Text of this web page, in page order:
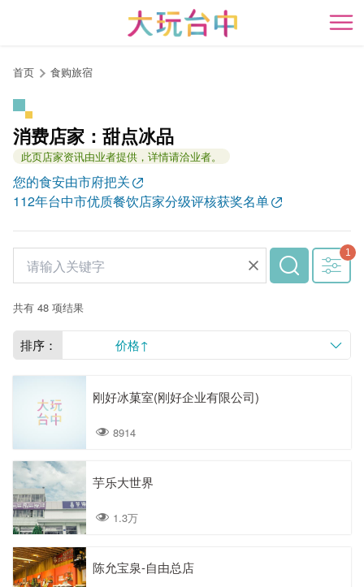
开
首页 食购旅宿
消费店家：甜点冰品
此页店家资讯由业者提供，详情请洽业者。
您的食安由市府把关
112年台中市优质餐饮店家分级评核获奖名单
共有 48 项结果
排序： 价格↑
刚好冰菓室(刚好企业有限公司)
8914
芋乐大世界
1.3万
陈允宝泉-自由总店